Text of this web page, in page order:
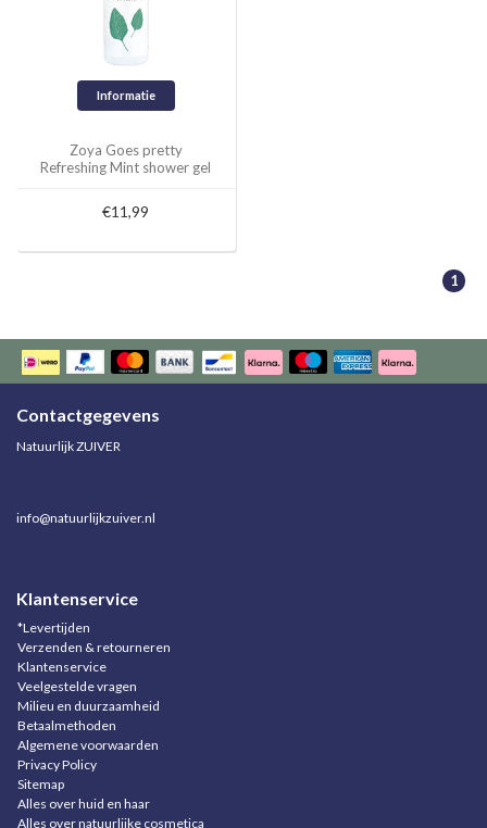
Informatie
Zoya Goes pretty
Refreshing Mint shower gel
€11,99
1
Contactgegevens
Natuurlijk ZUIVER
info@natuurlijkzuiver.nl
Klantenservice
*Levertijden
Verzenden & retourneren
Klantenservice
Veelgestelde vragen
Milieu en duurzaamheid
Betaalmethoden
Algemene voorwaarden
Privacy Policy
Sitemap
Alles over huid en haar
Alles over natuurlijke cosmetica